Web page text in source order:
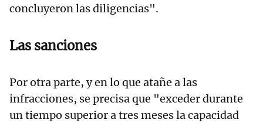
concluyeron las diligencias".
Las sanciones
Por otra parte, y en lo que atañe a las
infracciones, se precisa que "exceder durante
un tiempo superior a tres meses la capacidad